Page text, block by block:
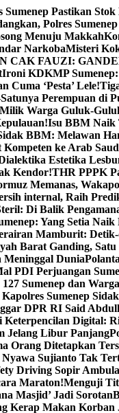
Sumenep Pastikan
Polres
Menuju Makkah
NarkobaMisteri
CAK FAUZI:
Ironi KDKMP
Cuma ‘Pesta’ Lele!
Perempuan di
Warga Guluk-
Isu BBM Naik
BBM: Melawan
ke Arab
Estetika
Kendor!THR PPPK
Memanas,
internal, Raih
Di Balik
Yang Setia Naik
Mamburit:
Barat Ganding,
Meninggal Dunia
PDI Perjuangan
Sumenep dan
Sumenep
DPR RI Said
Keterpencilan Digital:
Jelang Libur Panjang
Orang Ditetapkan
Sujianto Tak
Driving Sopir
Maraton!Menguji
Masjid’ Jadi Sorotan
Kerap Makan Korban